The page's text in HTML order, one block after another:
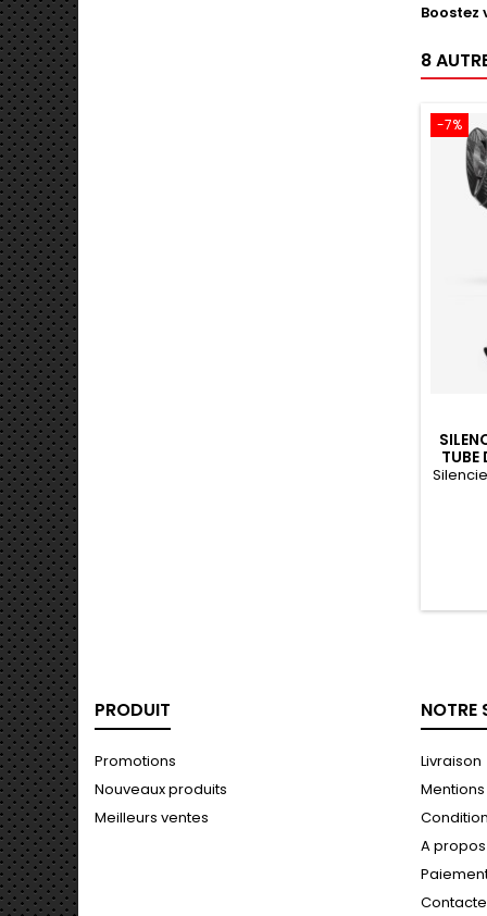
Boostez
8
-7%
TUBE
PRODUIT
Promotions
Nouveaux produits
Meilleurs ventes
NOTRE
Livraison
A propos